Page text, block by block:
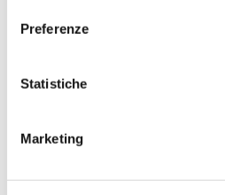
Preferenze
Statistiche
Marketing